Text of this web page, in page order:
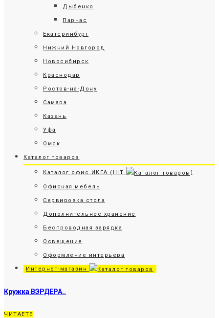
Дыбенко
Парнас
Екатеринбург
Нижний Новгород
Новосибирск
Краснодар
Ростов-на-Дону
Самара
Казань
Уфа
Омск
Каталог товаров
Каталог офис ИКЕА (HIT )
Офисная мебель
Сервировка стола
Дополнительное хранение
Беспроводная зарядка
Освещение
Оформление интерьера
Интернет-магазин
Кружка ВЭРДЕРА..
ЧИТАЕТЕ